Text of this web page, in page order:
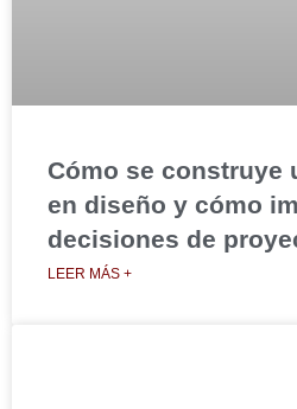
Cómo se construye
en diseño y cómo
decisiones de
LEER MÁS +